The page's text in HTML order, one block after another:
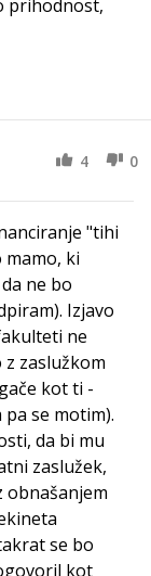
prihodnost,
4 0
"tihi
ki
ne bo
Izjavo
ne
zaslužkom
kot ti -
se motim).
da bi mu
zaslužek,
se bo
kot